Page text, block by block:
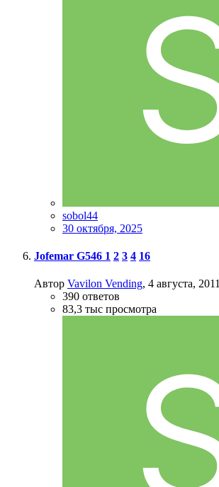
sobol44
30 октября, 2025
Jofemar G546 1 2 3 4 16
Автор Vavilon Vending, 4 августа, 2011
390 ответов
83,3 тыс просмотра